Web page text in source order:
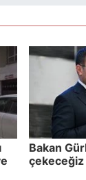
Bakan
çekeceğiz